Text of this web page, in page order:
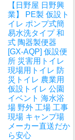
【日野屋 日野興
業】 PE製 仮設ト
イレ ポンプ式簡
易水洗タイプ 和
式 陶器製便器
[GX-AQP] 仮設便
所 災害用トイレ
現場用トイレ 防
災トイレ 農業用
仮設トイレ 公園
イベント 海水浴
場 野外 工場 工事
現場 キャンプ場
メーカー直送だか
ら安心